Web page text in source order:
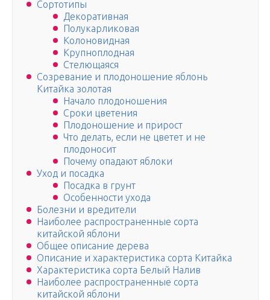
Сортотипы
Декоративная
Полукарликовая
Колоновидная
Крупноплодная
Стелющаяся
Созревание и плодоношение яблонь
Китайка золотая
Начало плодоношения
Сроки цветения
Плодоношение и прирост
Что делать, если не цветет и не
плодоносит
Почему опадают яблоки
Уход и посадка
Посадка в грунт
Особенности ухода
Болезни и вредители
Наиболее распространенные сорта
китайской яблони
Общее описание дерева
Описание и характеристика сорта Китайка
Характеристика сорта Белый Налив
Наиболее распространенные сорта
китайской яблони